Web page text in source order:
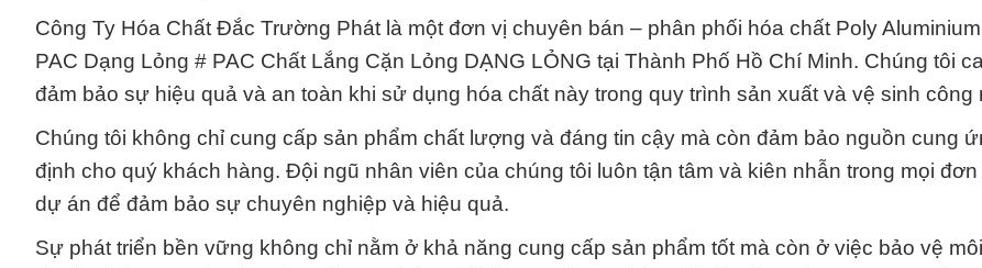
Công Ty Hóa Chất Đắc Trường Phát là một đơn vị chuyên bán – phân phối hóa chất Poly
PAC Dạng Lỏng # PAC Chất Lắng Cặn Lỏng DẠNG LỎNG tại Thành Phố Hồ Chí Minh. Chúng tôi
đảm bảo sự hiệu quả và an toàn khi sử dụng hóa chất này trong quy trình sản xuất và vệ sinh công
Chúng tôi không chỉ cung cấp sản phẩm chất lượng và đáng tin cậy mà còn đảm bảo nguồn cung
định cho quý khách hàng. Đội ngũ nhân viên của chúng tôi luôn tận tâm và kiên nhẫn trong mọi
dự án để đảm bảo sự chuyên nghiệp và hiệu quả.
Sự phát triển bền vững không chỉ nằm ở khả năng cung cấp sản phẩm tốt mà còn ở việc bảo vệ